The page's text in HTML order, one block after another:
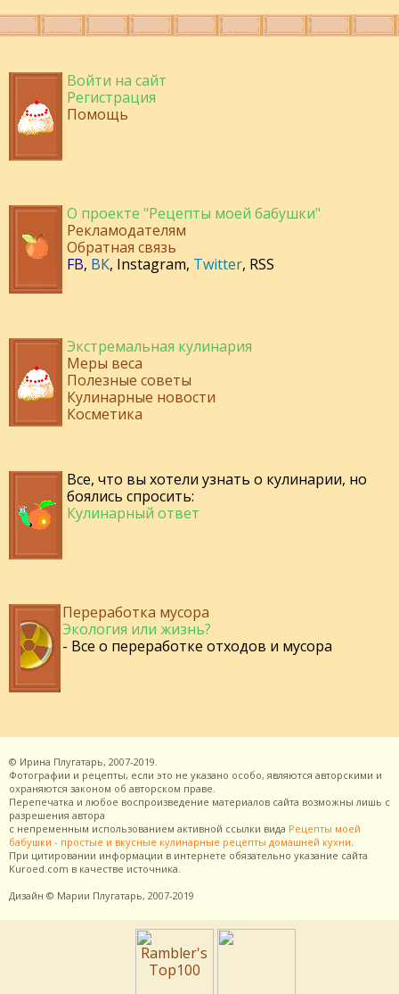
Войти на сайт
Регистрация
Помощь
О проекте "Рецепты моей бабушки"
Рекламодателям
Обратная связь
FB, ВК, Instagram, Twitter, RSS
Экстремальная кулинария
Меры веса
Полезные советы
Кулинарные новости
Косметика
Все, что вы хотели узнать о кулинарии, но
боялись спросить:
Кулинарный ответ
Переработка мусора
Экология или жизнь?
- Все о переработке отходов и мусора
© Ирина Плугатарь, 2007-2019.
Фотографии и рецепты, если это не указано особо, являются авторскими и
охраняются законом об авторском праве.
Перепечатка и любое воспроизведение материалов сайта возможны лишь с
разрешения автора
с непременным использованием активной ссылки вида Рецепты моей
бабушки - простые и вкусные кулинарные рецепты домашней кухни.
При цитировании информации в интернете обязательно указание сайта
Kuroed.com в качестве источника.
Дизайн © Марии Плугатарь, 2007-2019